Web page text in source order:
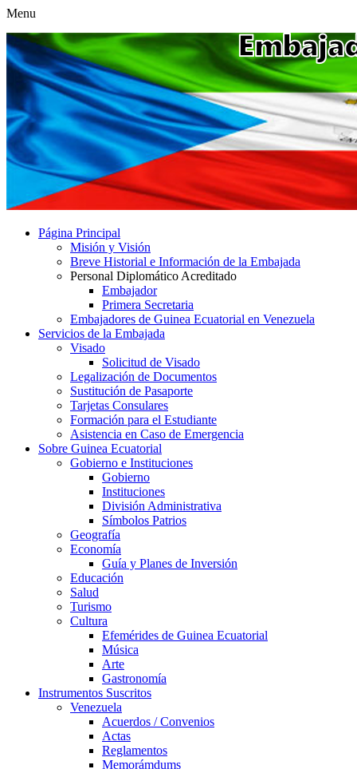
Menu
Página Principal
Misión y Visión
Breve Historial e Información de la Embajada
Personal Diplomático Acreditado
Embajador
Primera Secretaria
Embajadores de Guinea Ecuatorial en Venezuela
Servicios de la Embajada
Visado
Solicitud de Visado
Legalización de Documentos
Sustitución de Pasaporte
Tarjetas Consulares
Formación para el Estudiante
Asistencia en Caso de Emergencia
Sobre Guinea Ecuatorial
Gobierno e Instituciones
Gobierno
Instituciones
División Administrativa
Símbolos Patrios
Geografía
Economía
Guía y Planes de Inversión
Educación
Salud
Turismo
Cultura
Efemérides de Guinea Ecuatorial
Música
Arte
Gastronomía
Instrumentos Suscritos
Venezuela
Acuerdos / Convenios
Actas
Reglamentos
Memorámdums